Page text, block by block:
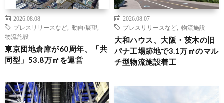
2026.08.08
プレスリリースなど
動向/展望
物流施設
東京団地倉庫が60周年、「共
同型」53.8万㎡を運営
2026.08.07
プレスリリースなど
物流施設
大和ハウス、大阪・茨木の旧
パナ工場跡地で3.1万㎡のマル
チ型物流施設着工